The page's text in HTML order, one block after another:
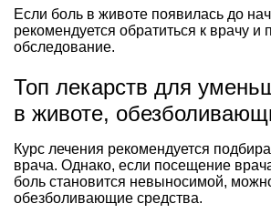
Если боль в животе появилась до
рекомендуется обратиться к врачу и
обследование.
Топ лекарств для
в животе,
Курс лечения рекомендуется
врача. Однако, если посещение
боль становится невыносимой,
обезболивающие средства.